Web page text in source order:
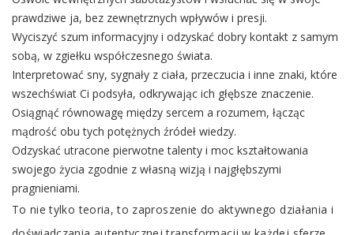
prawdziwe ja, bez zewnętrznych wpływów i presji.
Wyciszyć szum informacyjny i odzyskać dobry kontakt z samym
sobą, w zgiełku współczesnego świata.
Interpretować sny, sygnały z ciała, przeczucia i inne znaki, które
wszechświat Ci podsyła, odkrywając ich głębsze znaczenie.
Osiągnąć równowagę między sercem a rozumem, łącząc
mądrość obu tych potężnych źródeł wiedzy.
Odzyskać utracone pierwotne talenty i moc kształtowania
swojego życia zgodnie z własną wizją i najgłębszymi
pragnieniami.
To nie tylko teoria, to zaproszenie do aktywnego działania i